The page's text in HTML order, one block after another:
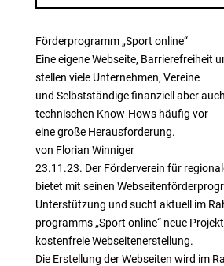
Förderprogramm „Sport online“
Eine eigene Webseite, Barrierefreiheit
stellen viele Unternehmen, Vereine
und Selbstständige finanziell aber
technischen Know-Hows häufig vor
eine große Herausforderung.
von Florian Winniger
23.11.23. Der Förderverein für
bietet mit seinen
Unterstützung und sucht aktuell im
programms „Sport online“ neue
kostenfreie Webseitenerstellung.
Die Erstellung der Webseiten wird im